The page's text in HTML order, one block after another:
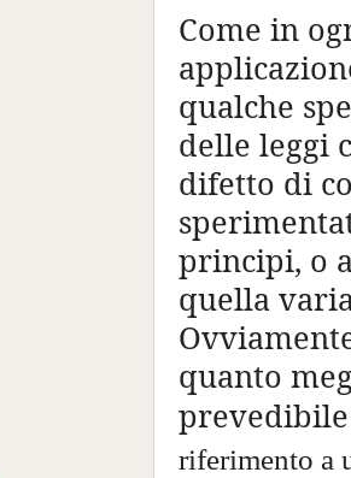
Come in
qualche
delle leggi
difetto di
principi, o
quella
quanto
riferimento a